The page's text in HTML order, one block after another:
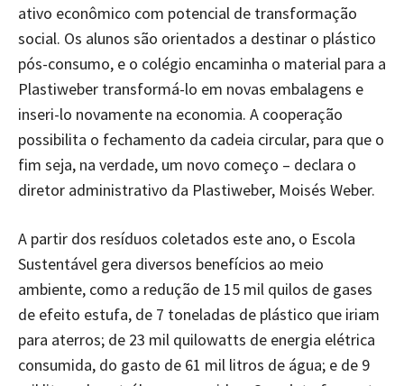
ativo econômico com potencial de transformação
social. Os alunos são orientados a destinar o plástico
pós-consumo, e o colégio encaminha o material para a
Plastiweber transformá-lo em novas embalagens e
inseri-lo novamente na economia. A cooperação
possibilita o fechamento da cadeia circular, para que o
fim seja, na verdade, um novo começo – declara o
diretor administrativo da Plastiweber, Moisés Weber.
A partir dos resíduos coletados este ano, o Escola
Sustentável gera diversos benefícios ao meio
ambiente, como a redução de 15 mil quilos de gases
de efeito estufa, de 7 toneladas de plástico que iriam
para aterros; de 23 mil quilowatts de energia elétrica
consumida, do gasto de 61 mil litros de água; e de 9